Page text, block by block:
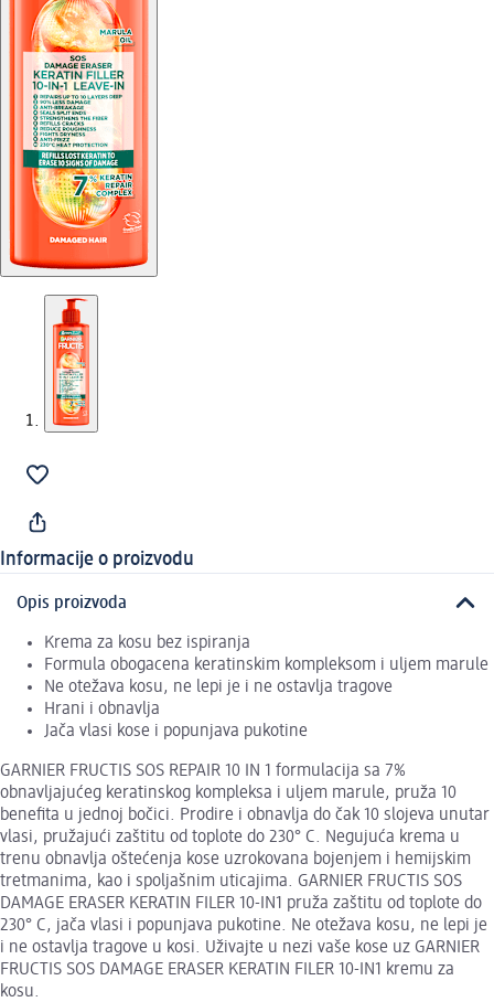
Informacije o proizvodu
Opis proizvoda
Krema za kosu bez ispiranja
Formula obogacena keratinskim kompleksom i uljem marule
Ne otežava kosu, ne lepi je i ne ostavlja tragove
Hrani i obnavlja
Jača vlasi kose i popunjava pukotine
GARNIER FRUCTIS SOS REPAIR 10 IN 1 formulacija sa 7%
obnavljajućeg keratinskog kompleksa i uljem marule, pruža 10
benefita u jednoj bočici. Prodire i obnavlja do čak 10 slojeva unutar
vlasi, pružajući zaštitu od toplote do 230° C. Negujuća krema u
trenu obnavlja oštećenja kose uzrokovana bojenjem i hemijskim
tretmanima, kao i spoljašnim uticajima. GARNIER FRUCTIS SOS
DAMAGE ERASER KERATIN FILER 10-IN1 pruža zaštitu od toplote do
230° C, jača vlasi i popunjava pukotine. Ne otežava kosu, ne lepi je
i ne ostavlja tragove u kosi. Uživajte u nezi vaše kose uz GARNIER
FRUCTIS SOS DAMAGE ERASER KERATIN FILER 10-IN1 kremu za
kosu.